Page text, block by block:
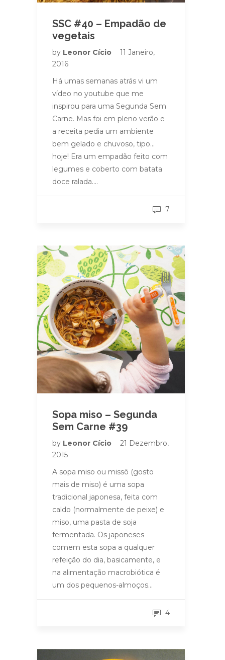
SSC #40 – Empadão de
vegetais
by Leonor Cício
11 Janeiro,
2016
Há umas semanas atrás vi um
vídeo no youtube que me
inspirou para uma Segunda Sem
Carne. Mas foi em pleno verão e
a receita pedia um ambiente
bem gelado e chuvoso, tipo…
hoje! Era um empadão feito com
legumes e coberto com batata
doce ralada….
7
Sopa miso – Segunda
Sem Carne #39
by Leonor Cício
21 Dezembro,
2015
A sopa miso ou missô (gosto
mais de miso) é uma sopa
tradicional japonesa, feita com
caldo (normalmente de peixe) e
miso, uma pasta de soja
fermentada. Os japoneses
comem esta sopa a qualquer
refeição do dia, basicamente, e
na alimentação macrobiótica é
um dos pequenos-almoços…
4